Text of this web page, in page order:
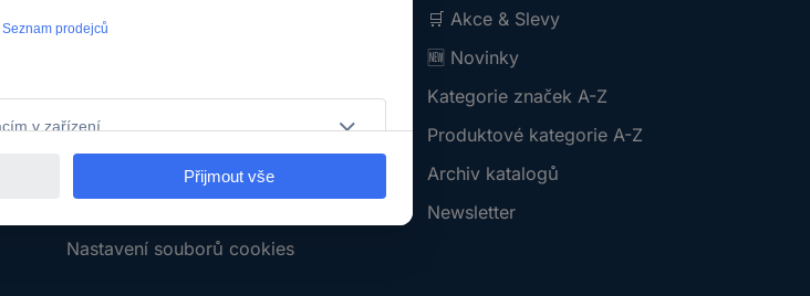
Kalibrační služba
Plakáty do škol
Poptávkový formulář
E-Procurement
Nastavení souborů cookies
🛒 Akce & Slevy
🆕 Novinky
Kategorie značek A-Z
Produktové kategorie A-Z
Archiv katalogů
Newsletter